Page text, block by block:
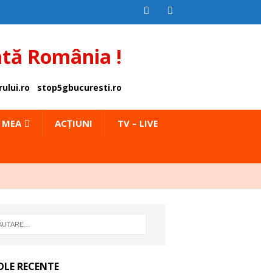
România !
stop5gbucuresti.ro
ACȚIUNI TV – LIVE
RECENTE